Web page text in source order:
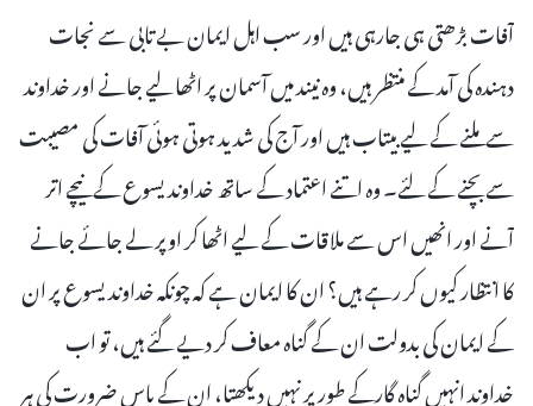
آفات بڑھتی ہی جارہی ہیں اور سب اہل ایمان بے تابی سے نجات
دہندہ کی آمد کے منتظر ہیں، وہ نیند میں آسمان پر اٹھا لیے جانے اور خداوند
سے ملنے کے لیے بیتاب ہیں اور آج کی شدید ہوتی ہوئی آفات کی مصیبت
سے بچنے کے لئے۔ وہ اتنے اعتماد کے ساتھ خداوند یسوع کےنیچے اتر
آنے اور انھیں اس سے ملاقات کے لیے اٹھا کر اوپر لے جائے جانے
کا انتظار کیوں کر رہے ہیں؟ ان کا ایمان ہے کہ چونکہ خداوند یسوع پر ان
کے ایمان کی بدولت ان کے گناہ معاف کر دیے گئے ہیں، تو اب
خداوند انہیں گناہ گارکے طور پر نہیں دیکھتا، ان کے پاس ضرورت کی ہر